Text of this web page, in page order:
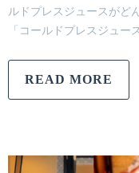
ルドプレスジュースがど
「コールドプレスジュー
READ MORE